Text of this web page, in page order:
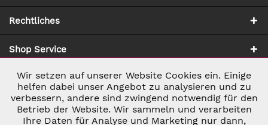
Rechtliches
Shop Service
Zahlung & Versand
Notwendig Aktiv
Marketing Inaktiv
Wir setzen auf unserer Website Cookies ein. Einige
helfen dabei unser Angebot zu analysieren und zu
verbessern, andere sind zwingend notwendig für den
Betrieb der Website. Wir sammeln und verarbeiten
Ihre Daten für Analyse und Marketing nur dann,